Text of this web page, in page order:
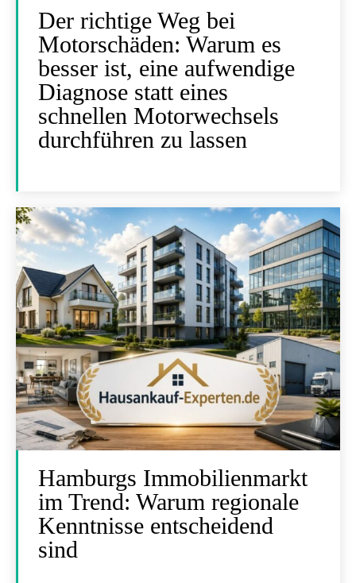
Der richtige Weg bei
Motorschäden: Warum es
besser ist, eine aufwendige
Diagnose statt eines
schnellen Motorwechsels
durchführen zu lassen
Hamburgs Immobilienmarkt
im Trend: Warum regionale
Kenntnisse entscheidend
sind